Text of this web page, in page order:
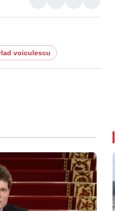
voiculescu